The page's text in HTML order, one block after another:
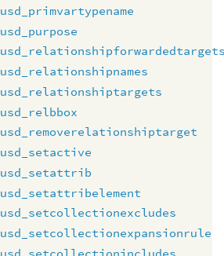
usd_primvartypename
usd_purpose
usd_relationshipnames
usd_relationshiptargets
usd_relbbox
usd_removerelationshiptarget
usd_setactive
usd_setattrib
usd_setattribelement
usd_setcollectionexcludes
usd_setcollectionexpansionrule